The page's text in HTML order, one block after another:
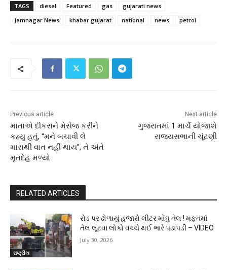
TAGS diesel Featured gas
gujarati news
Jamnagar News
khabar gujarat national news petrol
Previous article
માતાએ દીકરાને મેસેજ કરીને
કહ્યુ હતું, “મને બચાવી લે
મારાથી વાત નહી થાય”, ને અંતે
મૃતદેહ મળ્યો
Next article
ગુજરાતમાં 1 માર્ચે યોજાશે
રાજ્યસભાની ચૂંટણી
RELATED ARTICLES
રાષ્ટ્રીય
રોડ પર ઢોળાયું હજારો લીટર મોંઘુ તેલ ! મફતમાં
તેલ લૂંટવા લોકો વચ્ચે થઈ ભારે પડાપડી – VIDEO
July 30, 2026